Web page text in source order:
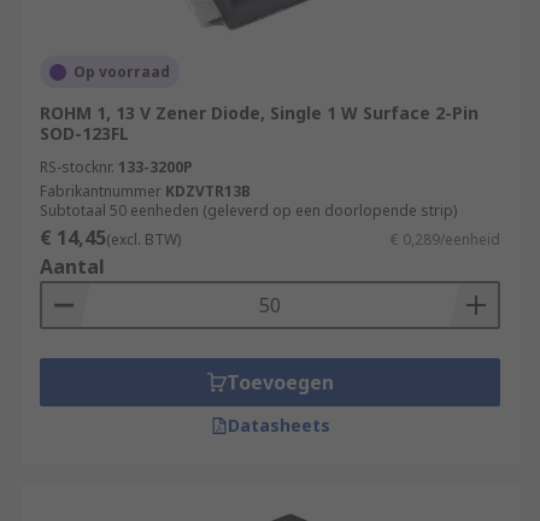
Op voorraad
ROHM 1, 13 V Zener Diode, Single 1 W Surface 2-Pin
SOD-123FL
RS-stocknr. 133-3200P
Fabrikantnummer KDZVTR13B
Subtotaal 50 eenheden (geleverd op een doorlopende strip)
€ 14,45(excl. BTW) € 0,289/eenheid
Aantal
Toevoegen
Datasheets